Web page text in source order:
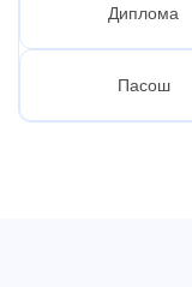
Диплома
Пасош